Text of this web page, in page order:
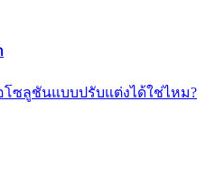
โซลูชันแบบปรับแต่งได้ใช่ไหม?